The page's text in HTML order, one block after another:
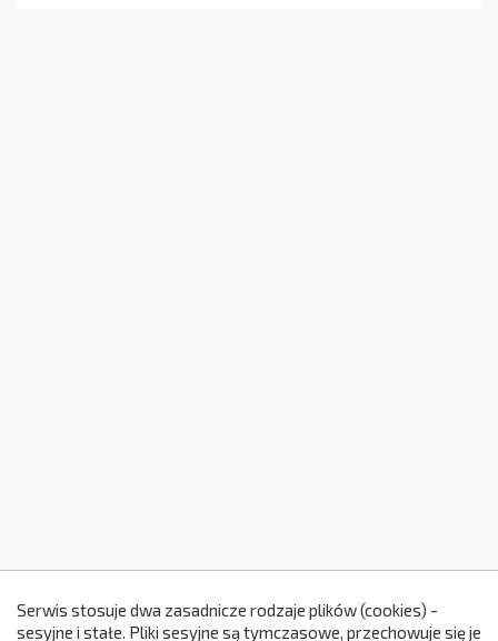
Serwis stosuje dwa zasadnicze rodzaje plików (cookies) -
sesyjne i stałe. Pliki sesyjne są tymczasowe, przechowuje się je